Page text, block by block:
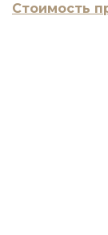
Стоимость